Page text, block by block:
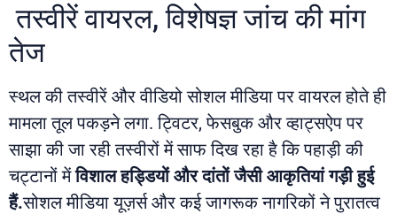
तस्वीरें वायरल, विशेषज्ञ जांच की मांग
तेज
स्थल की तस्वीरें और वीडियो सोशल मीडिया पर वायरल होते ही
मामला तूल पकड़ने लगा. ट्विटर, फेसबुक और व्हाट्सऐप पर
साझा की जा रही तस्वीरों में साफ दिख रहा है कि पहाड़ी की
चट्टानों मेंविशाल हड्डियों और दांतों जैसी आकृतियां गड़ी हुई
हैं.सोशल मीडिया यूज़र्स और कई जागरूक नागरिकों ने पुरातत्व